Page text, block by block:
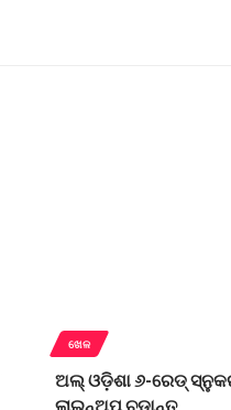
ଖେଳ
ଅଲ୍‌ ଓଡ଼ିଶା ୬-ରେଡ୍‌